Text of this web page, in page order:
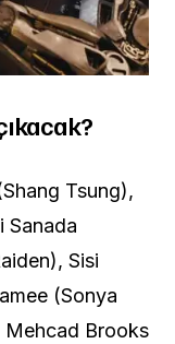
Tsung),
Sanada
Sisi
(Sonya
Mehcad Brooks